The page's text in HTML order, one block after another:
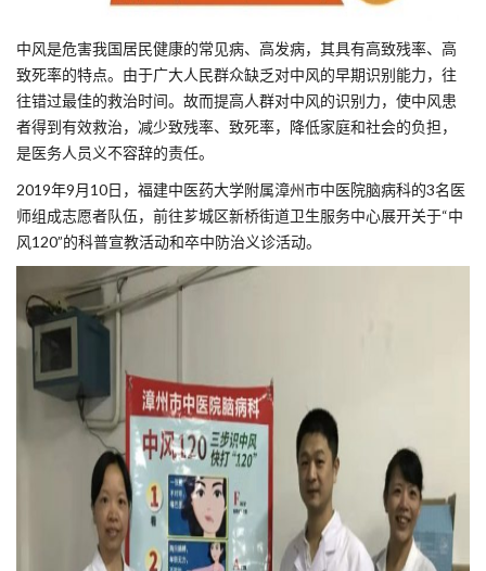
中风是危害我国居民健康的常见病、高发病，其具有高致残率、高
致死率的特点。由于广大人民群众缺乏对中风的早期识别能力，往
往错过最佳的救治时间。故而提高人群对中风的识别力，使中风患
者得到有效救治，减少致残率、致死率，降低家庭和社会的负担，
是医务人员义不容辞的责任。
2019年9月10日，福建中医药大学附属漳州市中医院脑病科的3名医
师组成志愿者队伍，前往芗城区新桥街道卫生服务中心展开关于“中
风120”的科普宣教活动和卒中防治义诊活动。